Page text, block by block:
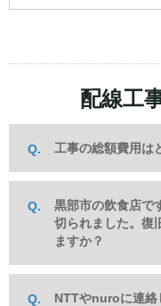
配線工
工事の総額費用は
黒部市の飲食店で
切られました。復
ますか？
NTTやnuroに連絡